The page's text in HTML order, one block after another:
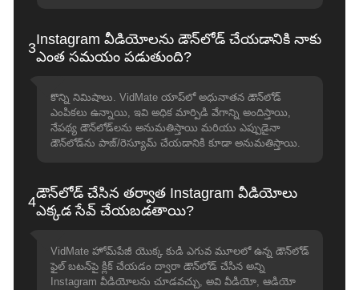
3
Instagram వీడియోలను డౌన్‌లోడ్ చేయడానికి నాకు
ఎంత సమయం పడుతుంది?
కొన్ని నిమిషాలు. VidMate యాప్‌లో అధునాతన డౌన్‌లోడ్
ఎంపికలు ఉన్నాయి, ఇవి అధిక మార్పిడి వేగాన్ని అందిస్తాయి,
నేపథ్య డౌన్‌లోడ్‌లను అనుమతిస్తాయి మరియు ఎప్పుడైనా
డౌన్‌లోడ్‌ను పాజ్/రెస్యూమ్ చేయడానికి కూడా అనుమతిస్తాయి.
4
డౌన్‌లోడ్ చేసిన తర్వాత Instagram వీడియోలు
ఎక్కడ సేవ్ చేయబడతాయి?
VidMate హోమ్‌పేజీ యొక్క కుడి ఎగువ మూలలో ఉన్న డౌన్‌లోడ్
ఫైల్ బటన్‌పై క్లిక్ చేయడం ద్వారా డౌన్‌లోడ్ చేసిన అన్ని
Instagram వీడియోలను చూడవచ్చు, అవి వీడియో, ఆడియో